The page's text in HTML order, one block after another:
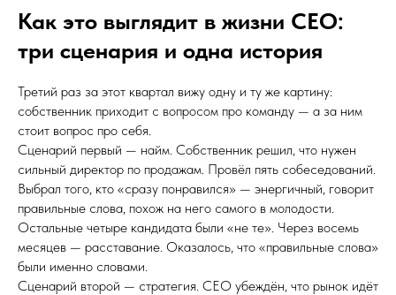
Как это выглядит в жизни CEO:
три сценария и одна история
Третий раз за этот квартал вижу одну и ту же картину:
собственник приходит с вопросом про команду — а за ним
стоит вопрос про себя.
Сценарий первый — найм. Собственник решил, что нужен
сильный директор по продажам. Провёл пять собеседований.
Выбрал того, кто «сразу понравился» — энергичный, говорит
правильные слова, похож на него самого в молодости.
Остальные четыре кандидата были «не те». Через восемь
месяцев — расставание. Оказалось, что «правильные слова»
были именно словами.
Сценарий второй — стратегия. CEO убеждён, что рынок идёт